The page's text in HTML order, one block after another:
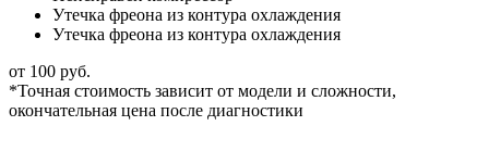
Утечка фреона из контура охлаждения
Утечка фреона из контура охлаждения
от 100 руб.
*Точная стоимость зависит от модели и сложности,
окончательная цена после диагностики